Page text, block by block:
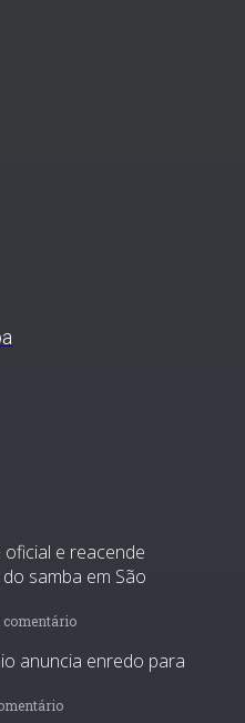
oficial e reacende
samba em São
comentário
anuncia enredo para